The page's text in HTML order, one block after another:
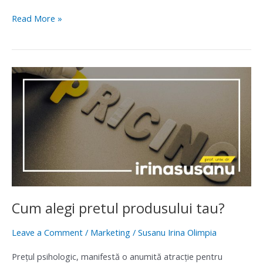
Read More »
Cum alegi pretul produsului tau?
Leave a Comment / Marketing / Susanu Irina Olimpia
Preţul psihologic, manifestă o anumită atracţie pentru
Cum